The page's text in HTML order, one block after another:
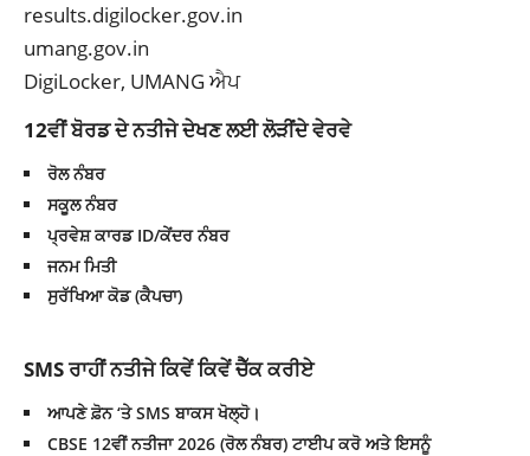
results.digilocker.gov.in
umang.gov.in
DigiLocker, UMANG ਐਪ
12ਵੀਂ ਬੋਰਡ ਦੇ ਨਤੀਜੇ ਦੇਖਣ ਲਈ ਲੋੜੀਂਦੇ ਵੇਰਵੇ
ਰੋਲ ਨੰਬਰ
ਸਕੂਲ ਨੰਬਰ
ਪ੍ਰਵੇਸ਼ ਕਾਰਡ ID/ਕੇਂਦਰ ਨੰਬਰ
ਜਨਮ ਮਿਤੀ
ਸੁਰੱਖਿਆ ਕੋਡ (ਕੈਪਚਾ)
SMS ਰਾਹੀਂ ਨਤੀਜੇ ਕਿਵੇਂ ਕਿਵੇਂ ਚੈੱਕ ਕਰੀਏ
ਆਪਣੇ ਫ਼ੋਨ ‘ਤੇ SMS ਬਾਕਸ ਖੋਲ੍ਹੋ।
CBSE 12ਵੀਂ ਨਤੀਜਾ 2026 (ਰੋਲ ਨੰਬਰ) ਟਾਈਪ ਕਰੋ ਅਤੇ ਇਸਨੂੰ